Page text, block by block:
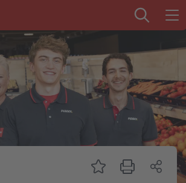
Startseite
als Arbeitgeber
Ausbildung